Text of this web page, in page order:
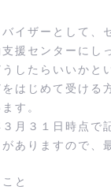
イザーとして、
援センターにし
したらいいかと
はじめて受ける
す。
月３１日時点で
ありますので、
と